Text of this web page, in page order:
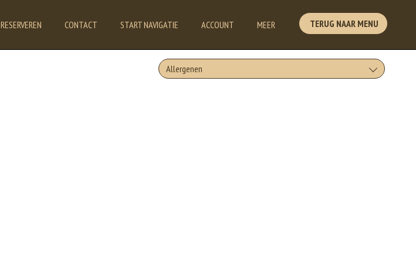
RESERVEREN CONTACT START NAVIGATIE ACCOUNT MEER TERUG NAAR MENU
Allergenen